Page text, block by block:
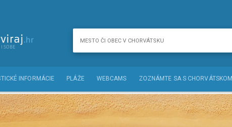
INFORMÁCIE PLÁŽE WEBCAMS ZOZNÁMTE SA S CHORVÁTSKOM